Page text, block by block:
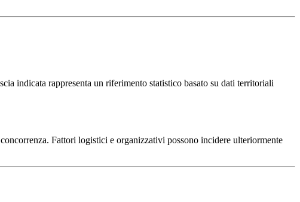
indicata rappresenta un riferimento statistico basato su dati territoriali
Fattori logistici e organizzativi possono incidere ulteriormente